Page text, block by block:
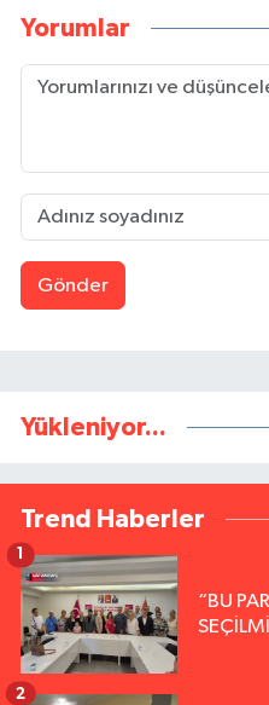
Yorumlar
Gönder
Yükleniyor...
Trend Haberler
“BU
2